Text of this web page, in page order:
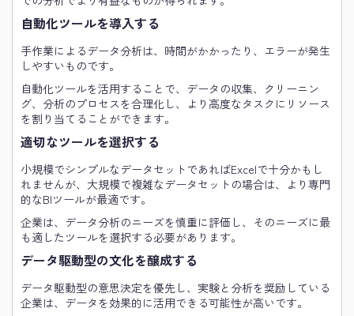
自動化ツールを導入する
手作業によるデータ分析は、時間がかかったり、エラーが発生
しやすいものです。
自動化ツールを活用することで、データの収集、クリーニン
グ、分析のプロセスを合理化し、より高度なタスクにリソース
を割り当てることができます。
適切なツールを選択する
小規模でシンプルなデータセットであればExcelで十分かもし
れませんが、大規模で複雑なデータセットの場合は、より専門
的なBIツールが最適です。
企業は、データ分析のニーズを慎重に評価し、そのニーズに最
も適したツールを選択する必要があります。
データ駆動型の文化を醸成する
データ駆動型の意思決定を優先し、実験と分析を奨励している
企業は、データを効果的に活用できる可能性が高いです。